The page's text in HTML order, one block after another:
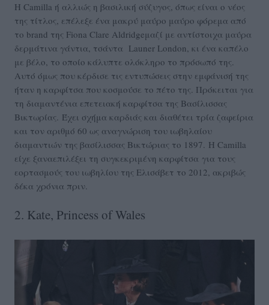
Η Camilla ή αλλιώς η βασιλική σύζυγος, όπως είναι ο νέος
της τίτλος, επέλεξε ένα μακρύ μαύρο μαύρο φόρεμα από
το brand της Fiona Clare Aldridgeμαζί με αντίστοιχα μαύρα
δερμάτινα γάντια, τσάντα Launer London, κι ένα καπέλο
με βέλο, το οποίο κάλυπτε ολόκληρο το πρόσωπό της.
Αυτό όμως που κέρδισε τις εντυπώσεις στην εμφάνισή της
ήταν η καρφίτσα που κοσμούσε το πέτο της. Πρόκειται για
τη διαμαντένια επετειακή καρφίτσα της Βασίλισσας
Βικτωρίας. Έχει σχήμα καρδιάς και διαθέτει τρία ζαφείρια
και τον αριθμό 60 ως αναγνώριση του ιωβηλαίου
διαμαντιών της βασίλισσας Βικτώριας το 1897. Η Camilla
είχε ξαναεπιλέξει τη συγκεκριμένη καρφίτσα για τους
εορτασμούς του ιωβηλίου της Ελισάβετ το 2012, ακριβώς
δέκα χρόνια πριν.
2. Kate, Princess of Wales